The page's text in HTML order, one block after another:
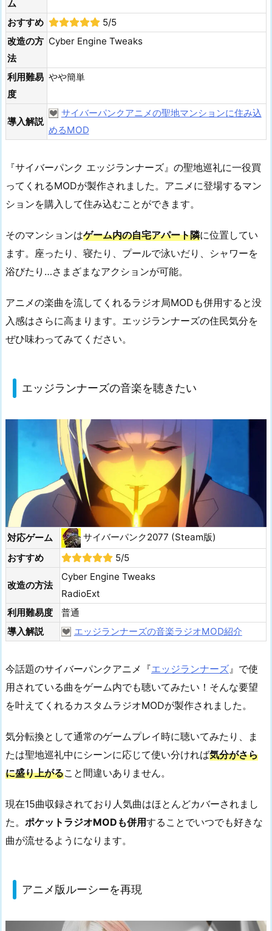
ム
おすすめ
5/5
改造の方
法
Cyber Engine Tweaks
利用難易
度
やや簡単
導入解説
サイバーパンクアニメの聖地マンションに住み込
めるMOD
『サイバーパンク エッジランナーズ』の聖地巡礼に一役買
ってくれるMODが製作されました。アニメに登場するマン
ションを購入して住み込むことができます。
そのマンションはゲーム内の自宅アパート隣に位置してい
ます。座ったり、寝たり、プールで泳いだり、シャワーを
浴びたり…さまざまなアクションが可能。
アニメの楽曲を流してくれるラジオ局MODも併用すると没
入感はさらに高まります。エッジランナーズの住民気分を
ぜひ味わってみてください。
エッジランナーズの音楽を聴きたい
対応ゲーム
サイバーパンク2077 (Steam版)
おすすめ
5/5
改造の方法
Cyber Engine Tweaks
RadioExt
利用難易度
普通
導入解説
エッジランナーズの音楽ラジオMOD紹介
今話題のサイバーパンクアニメ『エッジランナーズ 』で使
用されている曲をゲーム内でも聴いてみたい！そんな要望
を叶えてくれるカスタムラジオMODが製作されました。
気分転換として通常のゲームプレイ時に聴いてみたり、ま
たは聖地巡礼中にシーンに応じて使い分ければ気分がさら
に盛り上がること間違いありません。
現在15曲収録されており人気曲はほとんどカバーされまし
た。 ポケットラジオMODも併用することでいつでも好きな
曲が流せるようになります。
アニメ版ルーシーを再現